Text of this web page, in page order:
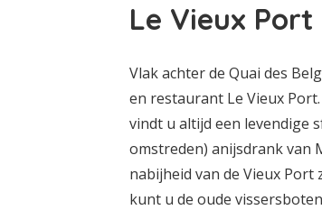
Le Vieux Port
Vlak achter de Quai des
en restaurant Le Vieux
vindt u altijd een levendige
omstreden) anijsdrank van
nabijheid van de Vieux Port
kunt u de oude